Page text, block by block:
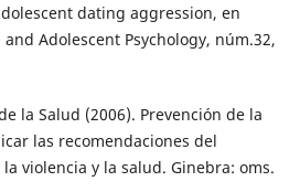
dating aggression, en
Adolescent Psychology, núm.32,
la Salud (2006). Prevención de la
las recomendaciones del
violencia y la salud. Ginebra: oms.